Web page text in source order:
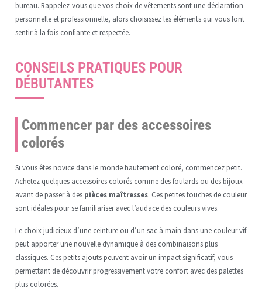
bureau. Rappelez-vous que vos choix de vêtements sont une déclaration
personnelle et professionnelle, alors choisissez les éléments qui vous font
sentir à la fois confiante et respectée.
CONSEILS PRATIQUES POUR
DÉBUTANTES
Commencer par des accessoires
colorés
Si vous êtes novice dans le monde hautement coloré, commencez petit.
Achetez quelques accessoires colorés comme des foulards ou des bijoux
avant de passer à des pièces maîtresses. Ces petites touches de couleur
sont idéales pour se familiariser avec l’audace des couleurs vives.
Le choix judicieux d’une ceinture ou d’un sac à main dans une couleur vif
peut apporter une nouvelle dynamique à des combinaisons plus
classiques. Ces petits ajouts peuvent avoir un impact significatif, vous
permettant de découvrir progressivement votre confort avec des palettes
plus colorées.